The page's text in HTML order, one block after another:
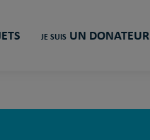
JE SUIS UN DONATEUR